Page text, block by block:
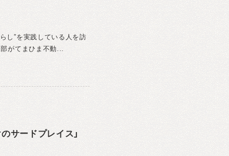
し”を実践している人を訪
がてまひま不動...
サードプレイス」